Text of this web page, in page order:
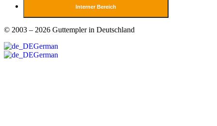
Interner Bereich
© 2003 – 2026 Guttempler in Deutschland
German
German